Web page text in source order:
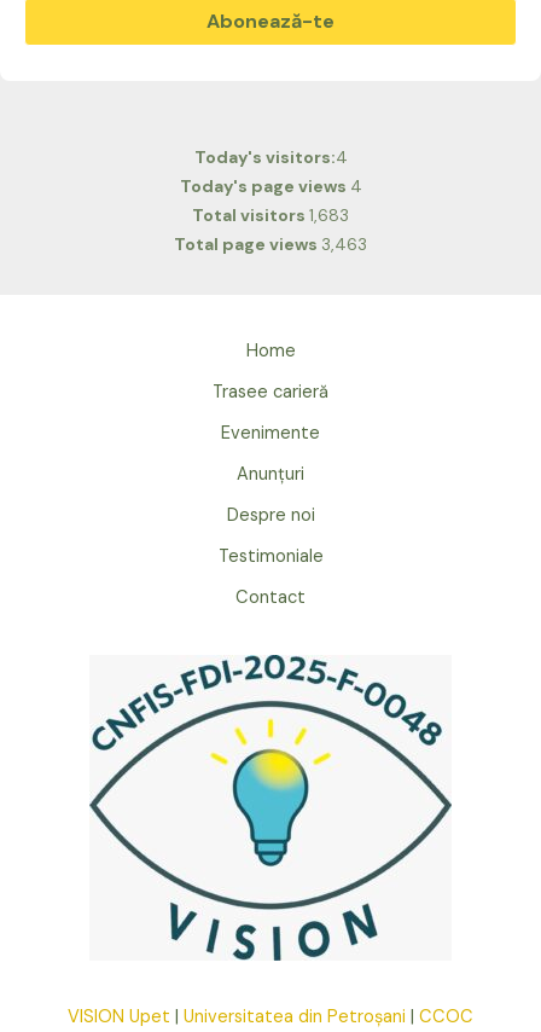
Today's visitors:4
Today's page views 4
Total visitors 1,683
Total page views 3,463
Home
Trasee carieră
Evenimente
Anunțuri
Despre noi
Testimoniale
Contact
VISION Upet | Universitatea din Petroșani | CCOC